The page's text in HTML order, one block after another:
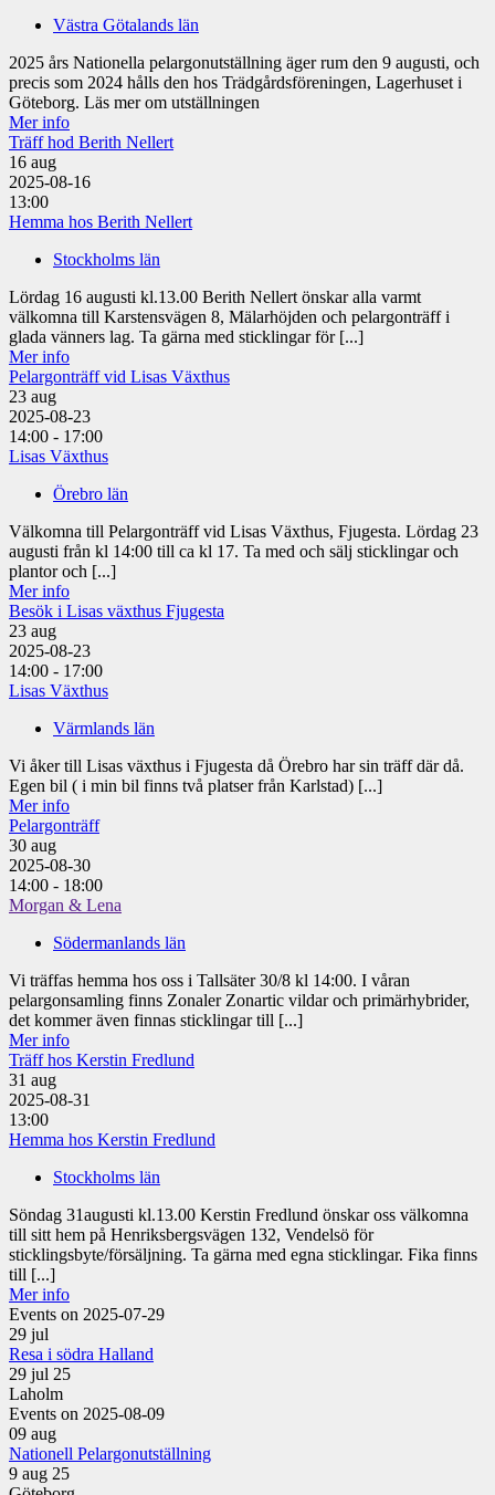
Västra Götalands län
2025 års Nationella pelargonutställning äger rum den 9 augusti, och
precis som 2024 hålls den hos Trädgårdsföreningen, Lagerhuset i
Göteborg. Läs mer om utställningen
Mer info
Träff hod Berith Nellert
16 aug
2025-08-16
13:00
Hemma hos Berith Nellert
Stockholms län
Lördag 16 augusti kl.13.00 Berith Nellert önskar alla varmt
välkomna till Karstensvägen 8, Mälarhöjden och pelargonträff i
glada vänners lag. Ta gärna med sticklingar för [...]
Mer info
Pelargonträff vid Lisas Växthus
23 aug
2025-08-23
14:00 - 17:00
Lisas Växthus
Örebro län
Välkomna till Pelargonträff vid Lisas Växthus, Fjugesta. Lördag 23
augusti från kl 14:00 till ca kl 17. Ta med och sälj sticklingar och
plantor och [...]
Mer info
Besök i Lisas växthus Fjugesta
23 aug
2025-08-23
14:00 - 17:00
Lisas Växthus
Värmlands län
Vi åker till Lisas växthus i Fjugesta då Örebro har sin träff där då.
Egen bil ( i min bil finns två platser från Karlstad) [...]
Mer info
Pelargonträff
30 aug
2025-08-30
14:00 - 18:00
Morgan & Lena
Södermanlands län
Vi träffas hemma hos oss i Tallsäter 30/8 kl 14:00. I våran
pelargonsamling finns Zonaler Zonartic vildar och primärhybrider,
det kommer även finnas sticklingar till [...]
Mer info
Träff hos Kerstin Fredlund
31 aug
2025-08-31
13:00
Hemma hos Kerstin Fredlund
Stockholms län
Söndag 31augusti kl.13.00 Kerstin Fredlund önskar oss välkomna
till sitt hem på Henriksbergsvägen 132, Vendelsö för
sticklingsbyte/försäljning. Ta gärna med egna sticklingar. Fika finns
till [...]
Mer info
Events on 2025-07-29
29 jul
Resa i södra Halland
29 jul 25
Laholm
Events on 2025-08-09
09 aug
Nationell Pelargonutställning
9 aug 25